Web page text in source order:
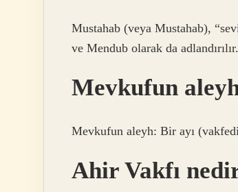
Mustahab (veya Mustahab),
ve Mendub olarak da adlandırılır.
Mevkufun
Mevkufun aleyh: Bir ayı
Ahir Vakfı